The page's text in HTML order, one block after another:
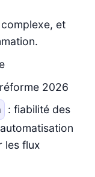
et
2026
: fiabilité des
les flux